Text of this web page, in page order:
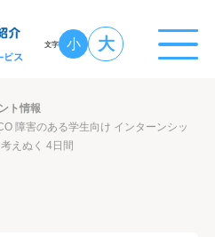
文字 小 大
ト情報
障害のある学生向け インターンシッ
考えぬく 4日間